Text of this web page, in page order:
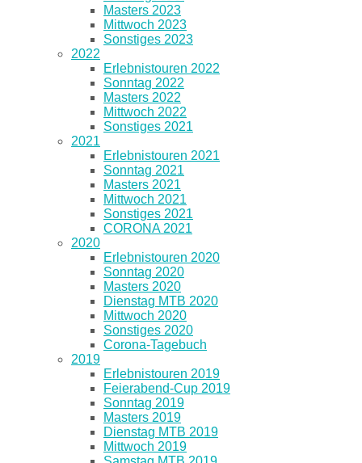
Masters 2023
Mittwoch 2023
Sonstiges 2023
2022
Erlebnistouren 2022
Sonntag 2022
Masters 2022
Mittwoch 2022
Sonstiges 2021
2021
Erlebnistouren 2021
Sonntag 2021
Masters 2021
Mittwoch 2021
Sonstiges 2021
CORONA 2021
2020
Erlebnistouren 2020
Sonntag 2020
Masters 2020
Dienstag MTB 2020
Mittwoch 2020
Sonstiges 2020
Corona-Tagebuch
2019
Erlebnistouren 2019
Feierabend-Cup 2019
Sonntag 2019
Masters 2019
Dienstag MTB 2019
Mittwoch 2019